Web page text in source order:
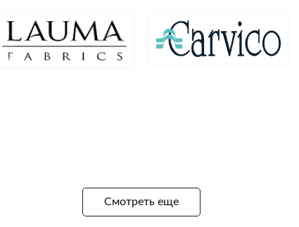
Смотреть еще